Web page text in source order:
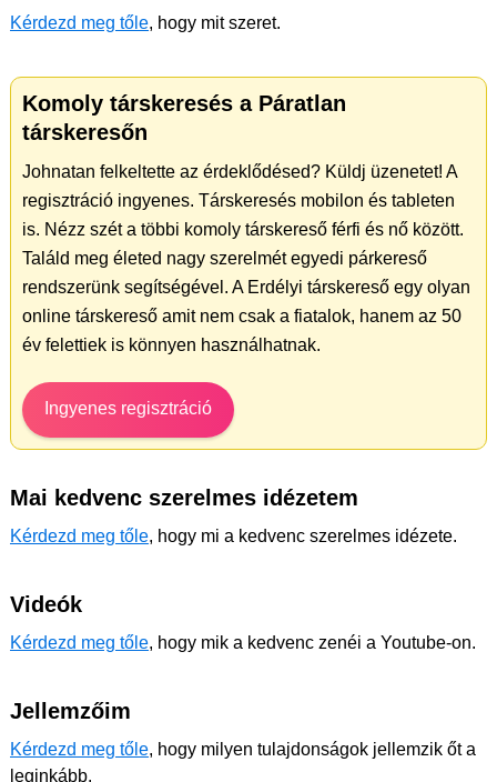
Kérdezd meg tőle, hogy mit szeret.
Komoly társkeresés a Páratlan
társkeresőn
Johnatan felkeltette az érdeklődésed? Küldj üzenetet! A
regisztráció ingyenes. Társkeresés mobilon és tableten
is. Nézz szét a többi komoly társkereső férfi és nő között.
Találd meg életed nagy szerelmét egyedi párkereső
rendszerünk segítségével. A Erdélyi társkereső egy olyan
online társkereső amit nem csak a fiatalok, hanem az 50
év felettiek is könnyen használhatnak.
Ingyenes regisztráció
Mai kedvenc szerelmes idézetem
Kérdezd meg tőle, hogy mi a kedvenc szerelmes idézete.
Videók
Kérdezd meg tőle, hogy mik a kedvenc zenéi a Youtube-on.
Jellemzőim
Kérdezd meg tőle, hogy milyen tulajdonságok jellemzik őt a
leginkább.